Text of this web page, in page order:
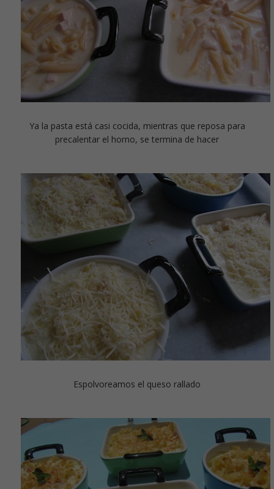
Ya la pasta está casi cocida, mientras que reposa para
precalentar el horno, se termina de hacer
Espolvoreamos el queso rallado